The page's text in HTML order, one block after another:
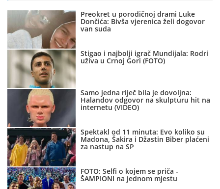
Preokret u porodičnoj drami Luke
Dončića: Bivša vjerenica želi dogovor
van suda
Stigao i najbolji igrač Mundijala: Rodri
uživa u Crnoj Gori (FOTO)
Samo jedna riječ bila je dovoljna:
Halandov odgovor na skulpturu hit na
internetu (VIDEO)
Spektakl od 11 minuta: Evo koliko su
Madona, Šakira i Džastin Biber plaćeni
za nastup na SP
FOTO: Selfi o kojem se priča -
ŠAMPIONI na jednom mjestu